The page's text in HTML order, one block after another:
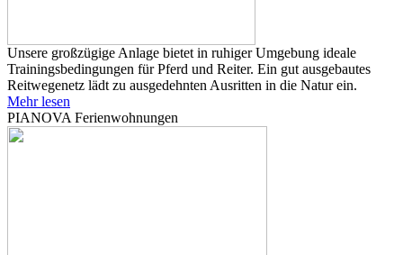
Unsere großzügige Anlage bietet in ruhiger Umgebung ideale
Trainingsbedingungen für Pferd und Reiter. Ein gut ausgebautes
Reitwegenetz lädt zu ausgedehnten Ausritten in die Natur ein.
Mehr lesen
PIANOVA Ferienwohnungen